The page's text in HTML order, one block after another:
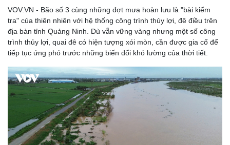
VOV.VN - Bão số 3 cùng những đợt mưa hoàn lưu là "bài kiểm
tra" của thiên nhiên với hệ thống công trình thủy lợi, đê điều trên
địa bàn tỉnh Quảng Ninh. Dù vẫn vững vàng nhưng một số công
trình thủy lợi, quai đê có hiện tượng xói mòn, cần được gia cố để
tiếp tục ứng phó trước những biến đổi khó lường của thời tiết.